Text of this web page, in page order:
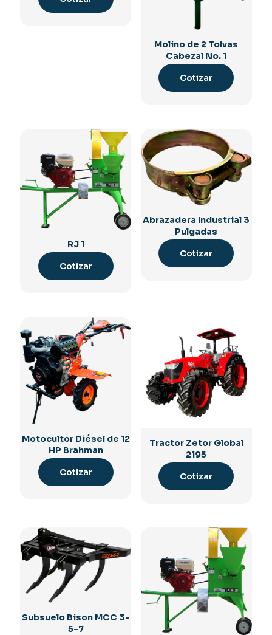
Molino de 2 Tolvas
Cabezal No. 1
Cotizar
RJ 1
Cotizar
Abrazadera Industrial 3
Pulgadas
Cotizar
Motocultor Diésel de 12
HP Brahman
Cotizar
Tractor Zetor Global
2195
Cotizar
Subsuelo Bison MCC 3-
5-7